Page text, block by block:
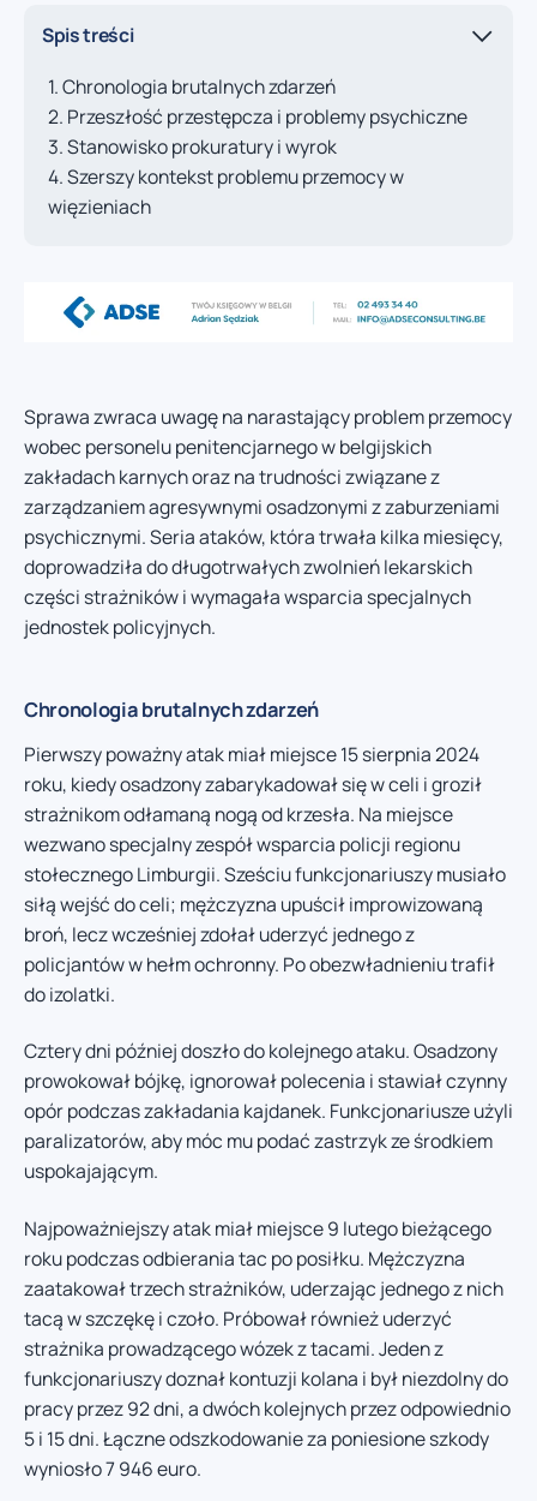
Spis treści
Chronologia brutalnych zdarzeń
Przeszłość przestępcza i problemy psychiczne
Stanowisko prokuratury i wyrok
Szerszy kontekst problemu przemocy w
więzieniach
Sprawa zwraca uwagę na narastający problem przemocy
wobec personelu penitencjarnego w belgijskich
zakładach karnych oraz na trudności związane z
zarządzaniem agresywnymi osadzonymi z zaburzeniami
psychicznymi. Seria ataków, która trwała kilka miesięcy,
doprowadziła do długotrwałych zwolnień lekarskich
części strażników i wymagała wsparcia specjalnych
jednostek policyjnych.
Chronologia brutalnych zdarzeń
Pierwszy poważny atak miał miejsce 15 sierpnia 2024
roku, kiedy osadzony zabarykadował się w celi i groził
strażnikom odłamaną nogą od krzesła. Na miejsce
wezwano specjalny zespół wsparcia policji regionu
stołecznego Limburgii. Sześciu funkcjonariuszy musiało
siłą wejść do celi; mężczyzna upuścił improwizowaną
broń, lecz wcześniej zdołał uderzyć jednego z
policjantów w hełm ochronny. Po obezwładnieniu trafił
do izolatki.
Cztery dni później doszło do kolejnego ataku. Osadzony
prowokował bójkę, ignorował polecenia i stawiał czynny
opór podczas zakładania kajdanek. Funkcjonariusze użyli
paralizatorów, aby móc mu podać zastrzyk ze środkiem
uspokajającym.
Najpoważniejszy atak miał miejsce 9 lutego bieżącego
roku podczas odbierania tac po posiłku. Mężczyzna
zaatakował trzech strażników, uderzając jednego z nich
tacą w szczękę i czoło. Próbował również uderzyć
strażnika prowadzącego wózek z tacami. Jeden z
funkcjonariuszy doznał kontuzji kolana i był niezdolny do
pracy przez 92 dni, a dwóch kolejnych przez odpowiednio
5 i 15 dni. Łączne odszkodowanie za poniesione szkody
wyniosło 7 946 euro.